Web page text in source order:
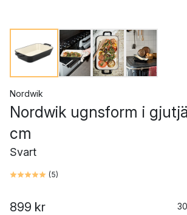
Nordwik
Nordwik ugnsform i
cm
Svart
(5)
899 kr